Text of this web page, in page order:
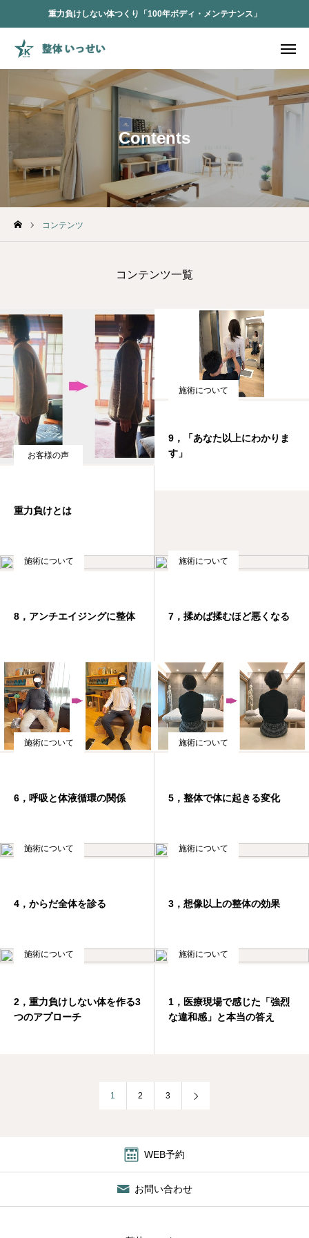
重力負けしない体つくり「100年ボディ・メンテナンス」
Contents
コンテンツ
コンテンツ一覧
お客様の声
重力負けとは
施術について
9，「あなた以上にわかりま
す」
施術について
8，アンチエイジングに整体
施術について
7，揉めば揉むほど悪くなる
施術について
6，呼吸と体液循環の関係
施術について
5，整体で体に起きる変化
施術について
4，からだ全体を診る
施術について
3，想像以上の整体の効果
施術について
2，重力負けしない体を作る3
つのアプローチ
施術について
1，医療現場で感じた「強烈
な違和感」と本当の答え
1 2 3
WEB予約
お問い合わせ
施術料金 場所とアクセス
WEB予約
問い合わせ